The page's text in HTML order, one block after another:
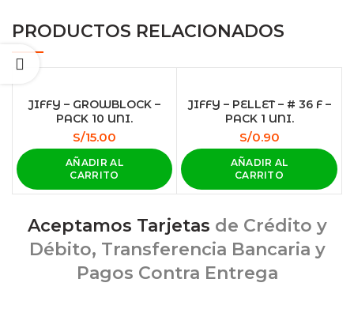
PRODUCTOS RELACIONADOS
JIFFY – GROWBLOCK –
PACK 10 UNI.
S/15.00
AÑADIR AL
CARRITO
JIFFY – PELLET – # 36 F –
PACK 1 UNI.
S/0.90
AÑADIR AL
CARRITO
Aceptamos Tarjetas de Crédito y
Débito, Transferencia Bancaria y
Pagos Contra Entrega